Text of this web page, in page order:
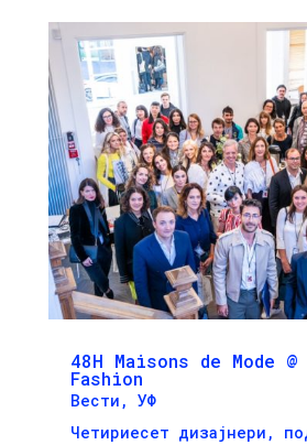
48H Maisons de Mode
Fashion
Вести , УФ
Четириесет дизајнери,